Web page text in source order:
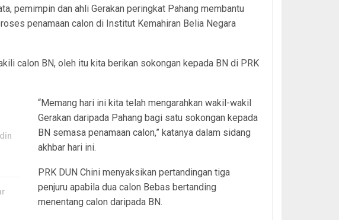
pemimpin dan ahli Gerakan peringkat Pahang membantu
penamaan calon di Institut Kemahiran Belia Negara
calon BN, oleh itu kita berikan sokongan kepada BN di PRK
“Memang hari ini kita telah mengarahkan wakil-wakil
Gerakan daripada Pahang bagi satu sokongan kepada
BN semasa penamaan calon,” katanya dalam sidang
akhbar hari ini.
PRK DUN Chini menyaksikan pertandingan tiga
penjuru apabila dua calon Bebas bertanding
menentang calon daripada BN.